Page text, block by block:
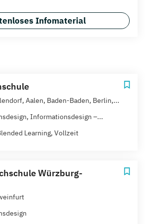
Infomaterial
Aalen, Baden-Baden, Berlin,...
Informationsdesign –...
Learning, Vollzeit
Würzburg-